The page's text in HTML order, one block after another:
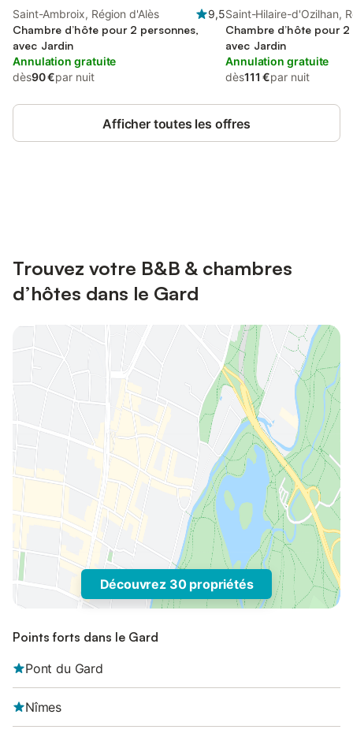
Saint-Ambroix, Région d'Alès
9,5
Chambre d’hôte pour 2 personnes,
avec Jardin
Annulation gratuite
dès90 €par nuit
Saint-Hilaire-d'Ozilhan,
Nîmes
Chambre d’hôte pour
avec Jardin
Annulation gratuite
dès111 €par nuit
Afficher toutes les offres
Trouvez votre B&B & chambres
d’hôtes dans le Gard
Découvrez 30 propriétés
Points forts dans le Gard
Pont du Gard
Nîmes